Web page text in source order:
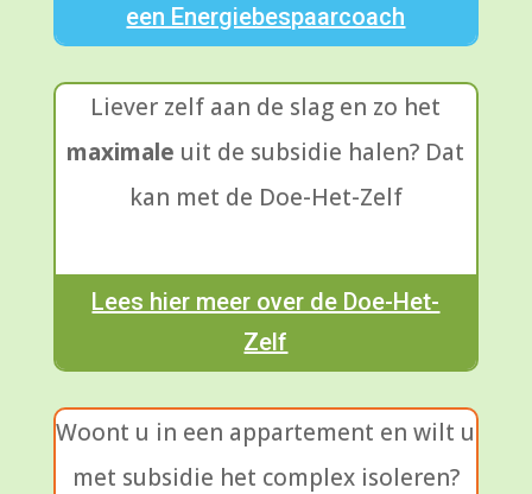
een Energiebespaarcoach
Liever zelf aan de slag en zo het
maximale uit de subsidie halen? Dat
kan met de Doe-Het-Zelf
Lees hier meer over de Doe-Het-
Zelf
Woont u in een appartement en wilt u
met subsidie het complex isoleren?